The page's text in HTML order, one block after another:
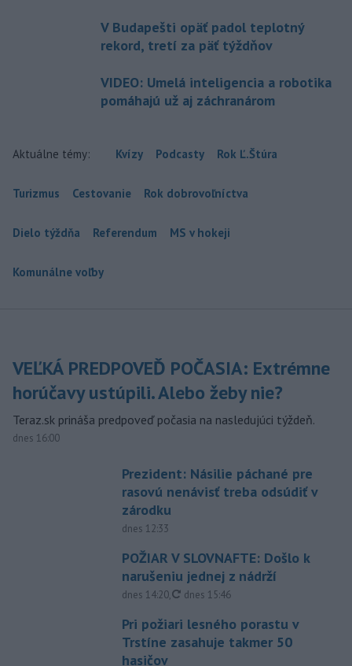
V Budapešti opäť padol teplotný
rekord, tretí za päť týždňov
VIDEO: Umelá inteligencia a robotika
pomáhajú už aj záchranárom
Aktuálne témy: Kvízy Podcasty Rok Ľ.Štúra
Turizmus Cestovanie Rok dobrovoľníctva
Dielo týždňa Referendum MS v hokeji
Komunálne voľby
VEĽKÁ PREDPOVEĎ POČASIA: Extrémne
horúčavy ustúpili. Alebo žeby nie?
Teraz.sk prináša predpoveď počasia na nasledujúci týždeň.
dnes 16:00
Prezident: Násilie páchané pre
rasovú nenávisť treba odsúdiť v
zárodku
dnes 12:33
POŽIAR V SLOVNAFTE: Došlo k
narušeniu jednej z nádrží
dnes 14:20, aktualizované
dnes 15:46
Pri požiari lesného porastu v
Trstíne zasahuje takmer 50
hasičov